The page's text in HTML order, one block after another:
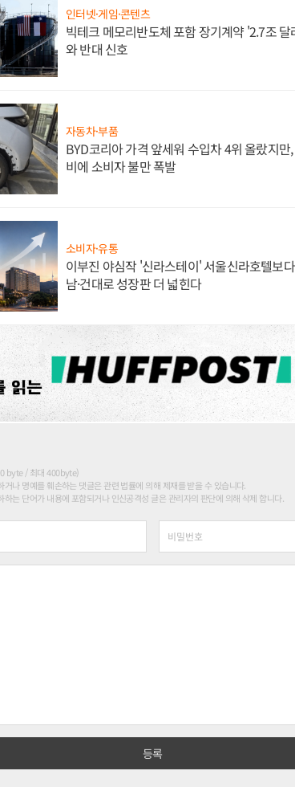
인터넷·게임·콘텐츠
빅테크 메모리반도체 포함 장기계약 '2.7조
와 반대 신호
자동차·부품
BYD코리아 가격 앞세워 수입차 4위 올랐지만
비에 소비자 불만 폭발
소비자·유통
이부진 야심작 '신라스테이' 서울신라호텔보다
남·건대로 성장판 더 넓힌다
byte / 최대 400byte)
거나 명예를 훼손하는 댓글은 관련 법률에 의해 제재를 받을 수 있습니다.
하는 단어가 내용에 포함되거나 인신공격성 글은 관리자의 판단에 의해 삭제 합니다.